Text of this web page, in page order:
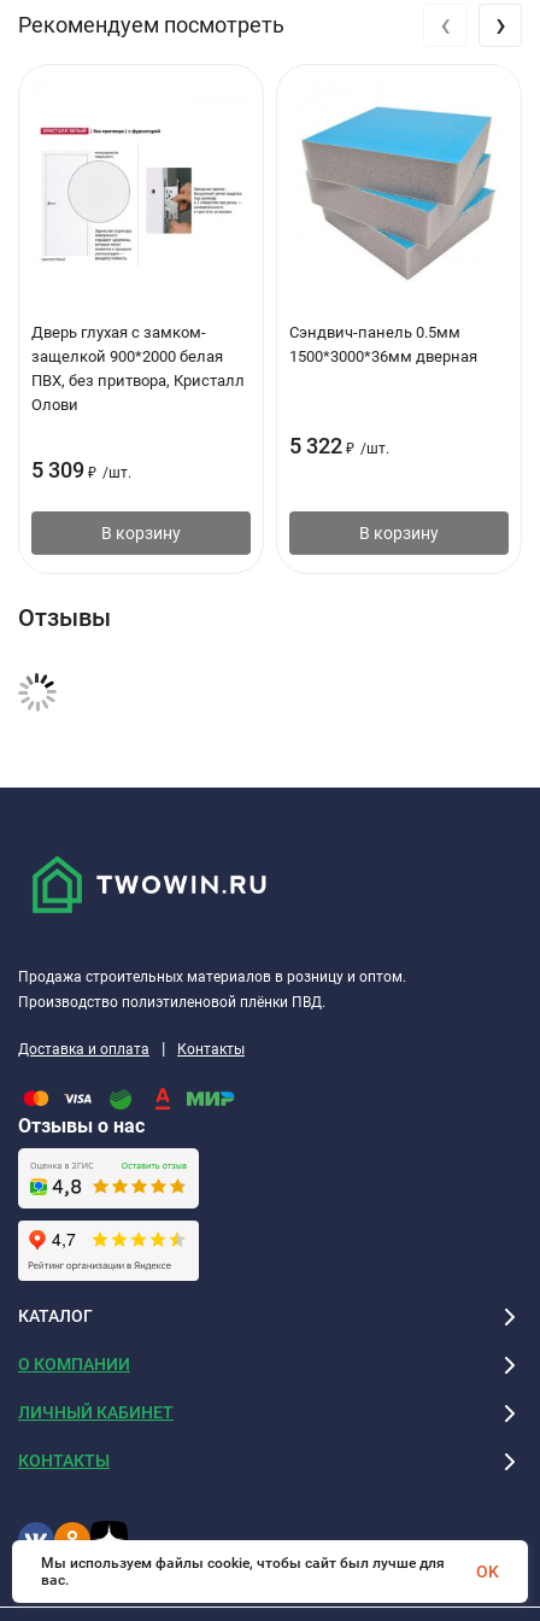
экструзионный вспененный полимер, композит
Область применения
межэтажные перекрытия в жилых, промышленных и
коммерческих зданиях.
Применяется в диапазоне температур от -40 до +150°С
Низкое водопоглощение
Не подвержен гниению и плесени
Экологически безопасный.
Отличные теплозащитные параметры
П/
П
1
Прочность на сжатие при
линейной деформации, МПА
10%
2 Диапазон рабочих температур, °С
3
Коэффициент теплопроводности, Вт/
м·°С
мг/м2·ч·Па
% по объему
6
Линейная температура
Рекомендуем посмотреть
Дверь глухая с замком-
защелкой 900*2000 белая
ПВХ, без притвора, Кристалл
Олови
5 309 ₽ /шт.
В корзину
Сэндвич-панель 0.5мм
1500*3000*36мм дверная
5 322 ₽ /шт.
В корзину
‹ ›
Отзывы
Продажа строительных материалов в розницу и оптом.
Производство полиэтиленовой плёнки ПВД.
Доставка и оплата | Контакты
Отзывы о нас
КАТАЛОГ
О КОМПАНИИ
ЛИЧНЫЙ КАБИНЕТ
КОНТАКТЫ
Мы используем файлы cookie, чтобы сайт был лучше для
вас.
OK